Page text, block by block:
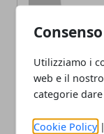
Utilizziamo i
web e il
categorie
Cookie Policy |
ARTICOLI